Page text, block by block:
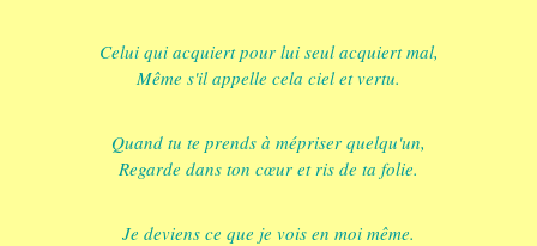
Celui qui acquiert pour lui seul acquiert mal,
Même s'il appelle cela ciel et vertu.
Quand tu te prends à mépriser quelqu'un,
Regarde dans ton cœur et ris de ta folie.
Je deviens ce que je vois en moi même.